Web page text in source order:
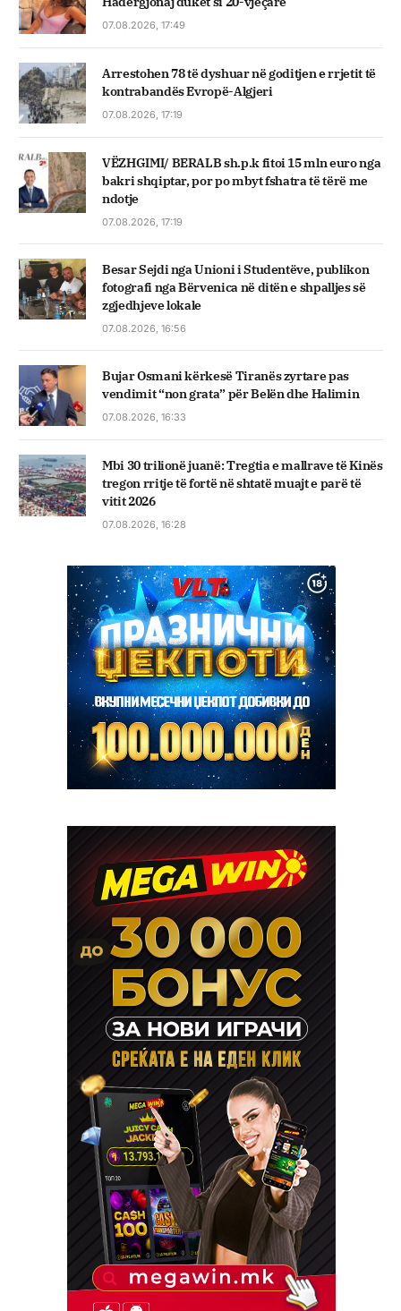
07.08.2026, 17:49
Arrestohen 78 të dyshuar në goditjen e rrjetit të
kontrabandës Evropë-Algjeri
07.08.2026, 17:19
VËZHGIMI/ BERALB sh.p.k fitoi 15 mln euro nga
bakri shqiptar, por po mbyt fshatra të tërë me
ndotje
07.08.2026, 17:19
Besar Sejdi nga Unioni i Studentëve, publikon
fotografi nga Bërvenica në ditën e shpalljes së
zgjedhjeve lokale
07.08.2026, 16:56
Bujar Osmani kërkesë Tiranës zyrtare pas
vendimit “non grata” për Belën dhe Halimin
07.08.2026, 16:33
Mbi 30 trilionë juanë: Tregtia e mallrave të Kinës
tregon rritje të fortë në shtatë muajt e parë të
vitit 2026
07.08.2026, 16:28